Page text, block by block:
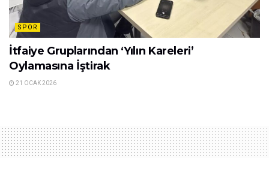
SPOR
İtfaiye Gruplarından ‘Yılın Kareleri’
Oylamasına İştirak
21 OCAK 2026